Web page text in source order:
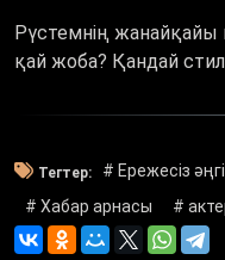
Рүстемнің жанайқайы
қай жоба? Қандай
Тегтер: # Ережесіз
# Хабар арнасы
#